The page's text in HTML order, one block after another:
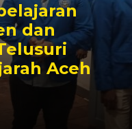
dan
Aceh